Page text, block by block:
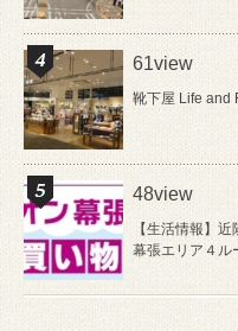
61view
靴下屋 Life and
48view
【生活情報】
幕張エリア４ル